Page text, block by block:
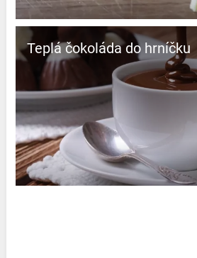
Teplá čokoláda do hrníčku